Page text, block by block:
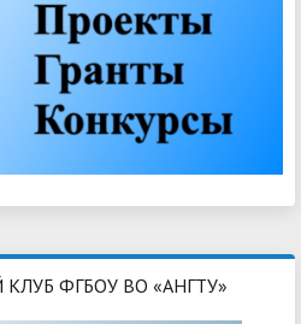
ФГБОУ ВО «АНГТУ»